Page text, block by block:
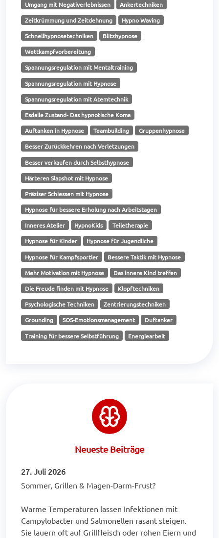
Umgang mit Negativerlebnissen Ankertechniken
Zeitkrümmung und Zeitdehnung Hypno Waving
Schnellhypnosetechniken Blitzhypnose
Wettkampfvorbereitung
Spannungsregulation mit Mentaltraining
Spannungsregulation mit Hypnose
Spannungsregulation mit Atemtechnik
Esdaile Zustand- Das hypnotische Koma
Auftanken in Hypnose Teambuilding Gruppenhypnose
Besser Zurückkehren nach Verletzungen
Besser verkaufen durch Selbsthypnose
Härteren Slapshot mit Hypnose
Präziser Schiessen mit Hypnose
Hypnose für bessere Erholung nach Arbeitstagen
Inneres Atelier HypnoKids Teiletherapie
Hypnose für Kinder Hypnose für Jugendliche
Hypnose für Kampfsportler Bessere Taktik mit Hypnose
Mehr Motivation mit Hypnose Das innere Kind treffen
Die Freude finden mit Hypnose Klopftechniken
Psychologische Techniken Zentrierungstechniken
Grounding SOS-Emotionsmanagement Duftanker
Training für bessere Selbstführung Energiearbeit
Neueste Beiträge
27. Juli 2026
Sommer, Grillen & Magen-Darm-Frust?
Warme Temperaturen lassen Infektionen mit
Campylobacter und Salmonellen rasant steigen.
Sie lauern oft auf Grillfleisch oder rohen Eiern und